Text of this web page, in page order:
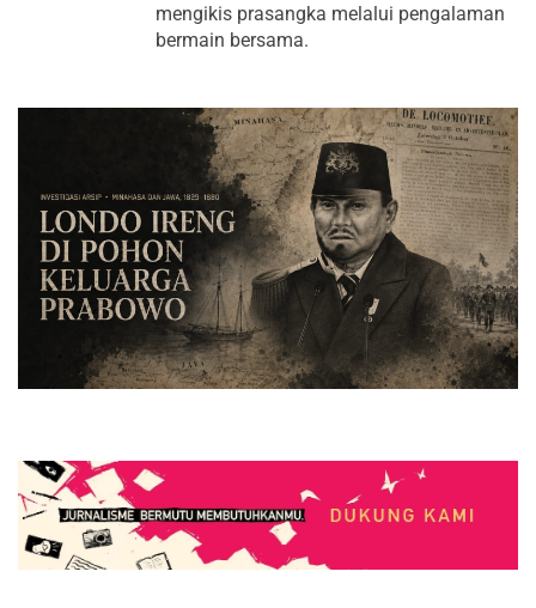
mengikis prasangka melalui pengalaman
bermain bersama.